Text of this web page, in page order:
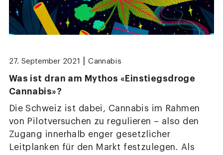
27. September 2021 Cannabis
Was ist dran am Mythos «Einstiegsdroge
Cannabis»?
Die Schweiz ist dabei, Cannabis im Rahmen
von Pilotversuchen zu regulieren – also den
Zugang innerhalb enger gesetzlicher
Leitplanken für den Markt festzulegen. Als